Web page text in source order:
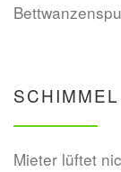
Mieter lüftet